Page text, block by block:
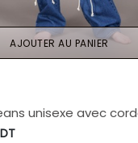
unisexe avec
- TUNIS FASHION
AJOUTER AU PANIER